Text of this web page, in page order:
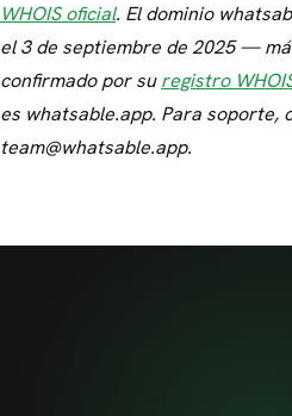
WHOIS oficial. El dominio
el 3 de septiembre de 2025 —
confirmado por suregistro
es whatsable.app. Para soporte,
team@whatsable.app.